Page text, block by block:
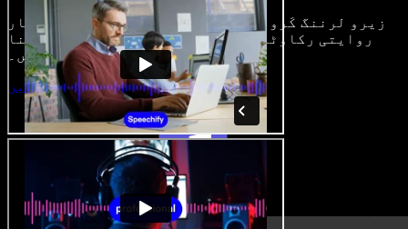
زیرو لرننگ کَرو اور سب کچھ براؤزر میں، تخلیق کار
روایتی رکاوٹیں توڑ کر اپنے خیالات کو حقیقت بنا
سکتے ہیں۔
اسٹوڈیو شروع کریں